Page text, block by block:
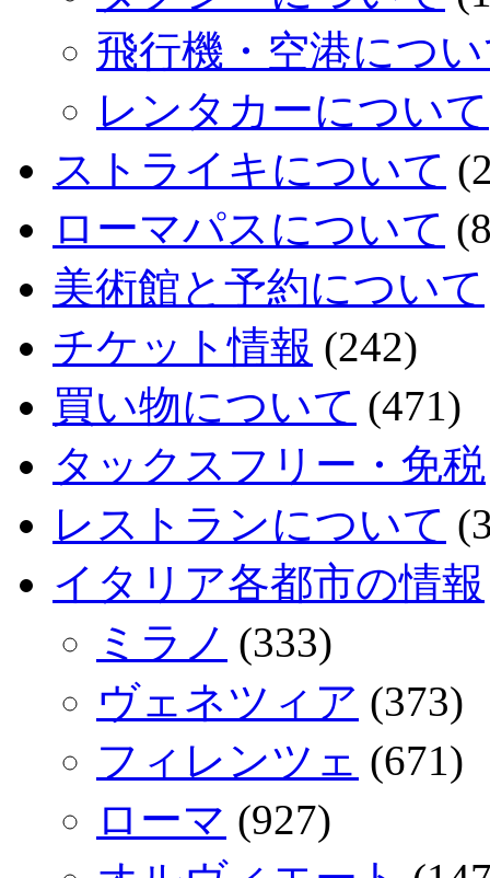
飛行機・空港につ
レンタカーについて
ストライキについて
ローマパスについて
美術館と予約について
チケット情報 (242)
買い物について (471)
タックスフリー・免税
レストランについて
イタリア各都市の情報
ミラノ (333)
ヴェネツィア (373)
フィレンツェ (671)
ローマ (927)